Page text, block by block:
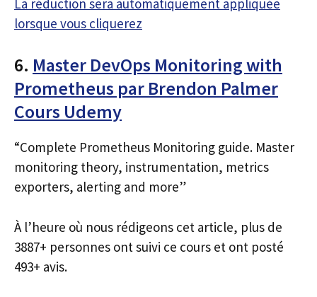
lorsque vous cliquerez
6. Master DevOps Monitoring with
Prometheus par Brendon Palmer
Cours Udemy
“Complete Prometheus Monitoring guide. Master
monitoring theory, instrumentation, metrics
exporters, alerting and more”
À l’heure où nous rédigeons cet article, plus de
3887+ personnes ont suivi ce cours et ont posté
493+ avis.